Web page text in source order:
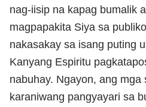
nag-iisip na kapag bumalik
magpapakita Siya sa
nakasakay sa isang puting
Kanyang Espiritu
nabuhay. Ngayon, ang
karaniwang pangyayari sa